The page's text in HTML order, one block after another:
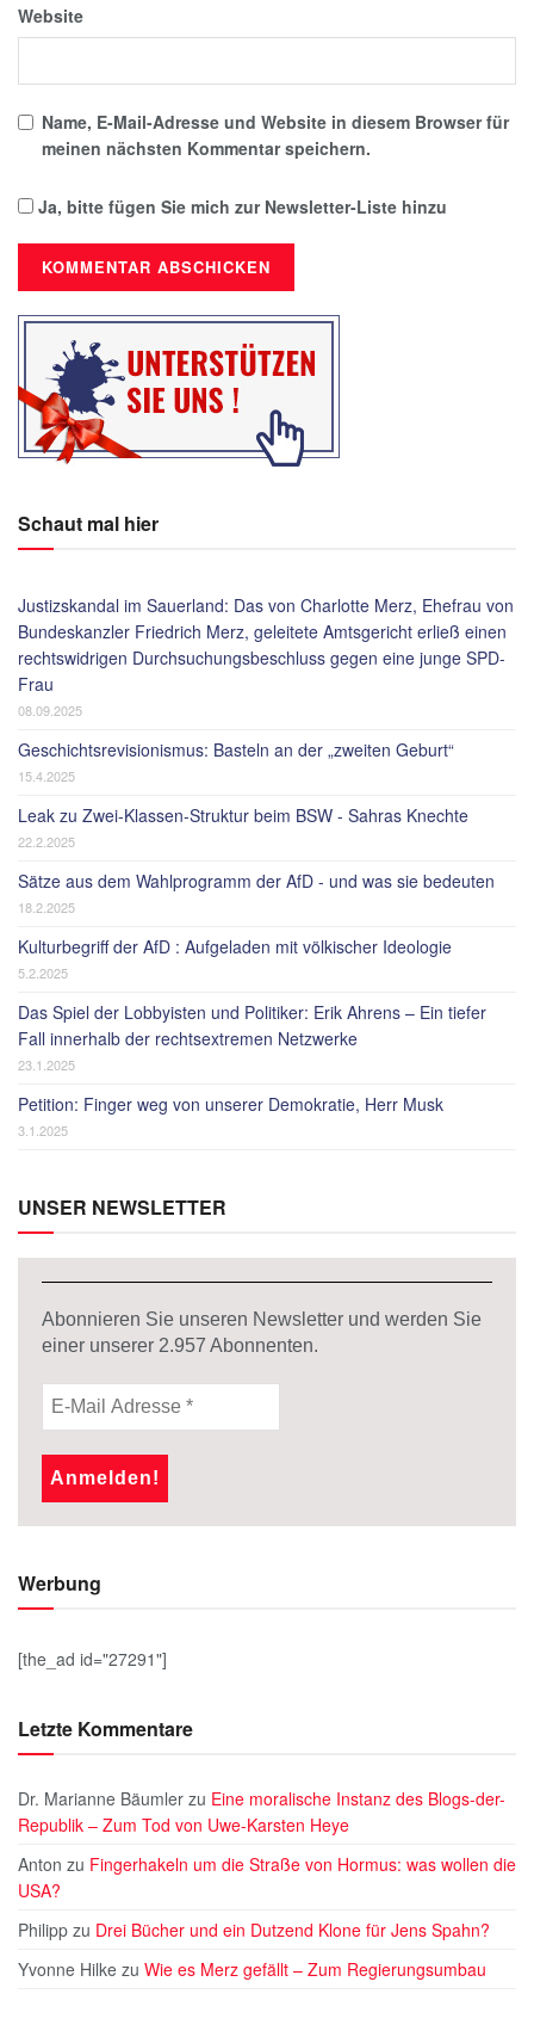
Website
Name, E-Mail-Adresse und Website in diesem Browser für
meinen nächsten Kommentar speichern.
Ja, bitte fügen Sie mich zur Newsletter-Liste hinzu
Schaut mal hier
Justizskandal im Sauerland: Das von Charlotte Merz, Ehefrau von
Bundeskanzler Friedrich Merz, geleitete Amtsgericht erließ einen
rechtswidrigen Durchsuchungsbeschluss gegen eine junge SPD-
Frau
08.09.2025
Geschichtsrevisionismus: Basteln an der „zweiten Geburt“
15.4.2025
Leak zu Zwei-Klassen-Struktur beim BSW - Sahras Knechte
22.2.2025
Sätze aus dem Wahlprogramm der AfD - und was sie bedeuten
18.2.2025
Kulturbegriff der AfD : Aufgeladen mit völkischer Ideologie
5.2.2025
Das Spiel der Lobbyisten und Politiker: Erik Ahrens – Ein tiefer
Fall innerhalb der rechtsextremen Netzwerke
23.1.2025
Petition: Finger weg von unserer Demokratie, Herr Musk
3.1.2025
UNSER NEWSLETTER
Abonnieren Sie unseren Newsletter und werden Sie
einer unserer 2.957 Abonnenten.
Werbung
[the_ad id="27291"]
Letzte Kommentare
Dr. Marianne Bäumler zu Eine moralische Instanz des Blogs-der-
Republik – Zum Tod von Uwe-Karsten Heye
Anton zu Fingerhakeln um die Straße von Hormus: was wollen die
USA?
Philipp zu Drei Bücher und ein Dutzend Klone für Jens Spahn?
Yvonne Hilke zu Wie es Merz gefällt – Zum Regierungsumbau